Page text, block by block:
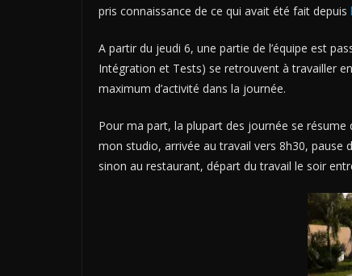
pris connaissance de ce qui avait été fait depuis
A partir du jeudi 6, une partie de l’équipe est
Intégration et Tests) se retrouvent à travailler
maximum d’activité dans la journée.
Pour ma part, la plupart des journée se résume
mon studio, arrivée au travail vers 8h30, pause
sinon au restaurant, départ du travail le soir